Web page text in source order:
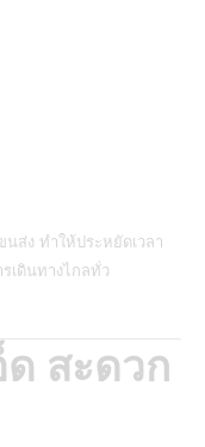
ส่ง ทำให้ประหยัดเวลา
เดินทางไกลทั่ว
ด สะดวก